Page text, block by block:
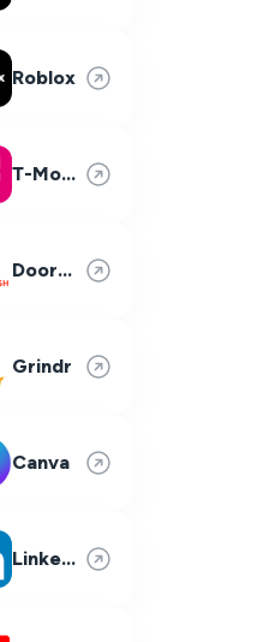
Roblox
T-Mobile
DoorDash
Grindr
Canva
LinkedIn